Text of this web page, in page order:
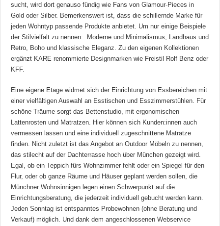
sucht, wird dort genauso fündig wie Fans von Glamour-Pieces in
Gold oder Silber. Bemerkenswert ist, dass die schillernde Marke für
jeden Wohntyp passende Produkte anbietet. Um nur einige Beispiele
der Stilvielfalt zu nennen: Moderne und Minimalismus, Landhaus und
Retro, Boho und klassische Eleganz. Zu den eigenen Kollektionen
ergänzt KARE renommierte Designmarken wie Freistil Rolf Benz oder
KFF.
Eine eigene Etage widmet sich der Einrichtung von Essbereichen mit
einer vielfältigen Auswahl an Esstischen und Esszimmerstühlen. Für
schöne Träume sorgt das Bettenstudio, mit ergonomischen
Lattenrosten und Matratzen. Hier können sich Kunden:innen auch
vermessen lassen und eine individuell zugeschnittene Matratze
finden. Nicht zuletzt ist das Angebot an Outdoor Möbeln zu nennen,
das stilecht auf der Dachterrasse hoch über München gezeigt wird.
Egal, ob ein Teppich fürs Wohnzimmer fehlt oder ein Spiegel für den
Flur, oder ob ganze Räume und Häuser geplant werden sollen, die
Münchner Wohnsinnigen legen einen Schwerpunkt auf die
Einrichtungsberatung, die jederzeit individuell gebucht werden kann.
Jeden Sonntag ist entspanntes Probewohnen (ohne Beratung und
Verkauf) möglich. Und dank dem angeschlossenen Webservice